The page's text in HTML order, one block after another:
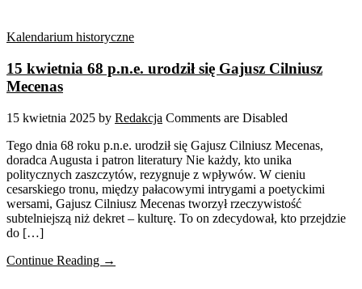
Kalendarium historyczne
15 kwietnia 68 p.n.e. urodził się Gajusz Cilniusz
Mecenas
15 kwietnia 2025 by Redakcja Comments are Disabled
Tego dnia 68 roku p.n.e. urodził się Gajusz Cilniusz Mecenas,
doradca Augusta i patron literatury Nie każdy, kto unika
politycznych zaszczytów, rezygnuje z wpływów. W cieniu
cesarskiego tronu, między pałacowymi intrygami a poetyckimi
wersami, Gajusz Cilniusz Mecenas tworzył rzeczywistość
subtelniejszą niż dekret – kulturę. To on zdecydował, kto przejdzie
do […]
Continue Reading →